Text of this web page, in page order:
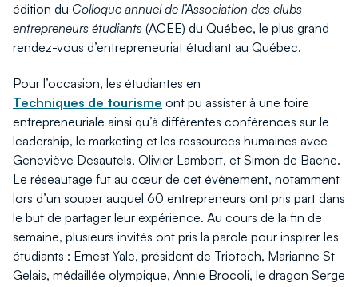
édition du Colloque annuel de l’Association des clubs
entrepreneurs étudiants (ACEE) du Québec, le plus grand
rendez-vous d’entrepreneuriat étudiant au Québec.
Pour l’occasion, les étudiantes en
Techniques de tourisme ont pu assister à une foire
entrepreneuriale ainsi qu’à différentes conférences sur le
leadership, le marketing et les ressources humaines avec
Geneviève Desautels, Olivier Lambert, et Simon de Baene.
Le réseautage fut au cœur de cet évènement, notamment
lors d’un souper auquel 60 entrepreneurs ont pris part dans
le but de partager leur expérience. Au cours de la fin de
semaine, plusieurs invités ont pris la parole pour inspirer les
étudiants : Ernest Yale, président de Triotech, Marianne St-
Gelais, médaillée olympique, Annie Brocoli, le dragon Serge